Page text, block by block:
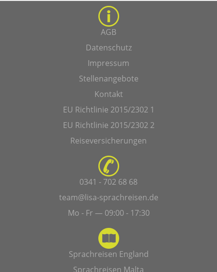
AGB
Datenschutz
Impressum
Stellenangebote
Kontakt
EU Richtlinie 2015/2302 1
EU Richtlinie 2015/2302 2
Reiseversicherungen
0341 - 702 68 68
team@lisa-sprachreisen.de
Mo - Fr — 09:00 - 17:30
Sprachreisen England
Sprachreisen Malta